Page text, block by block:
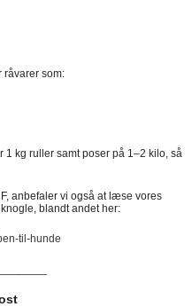
råvarer som:
1 kg ruller samt poser på 1–2 kilo, så
anbefaler vi også at læse vores
blandt andet her:
til-hunde